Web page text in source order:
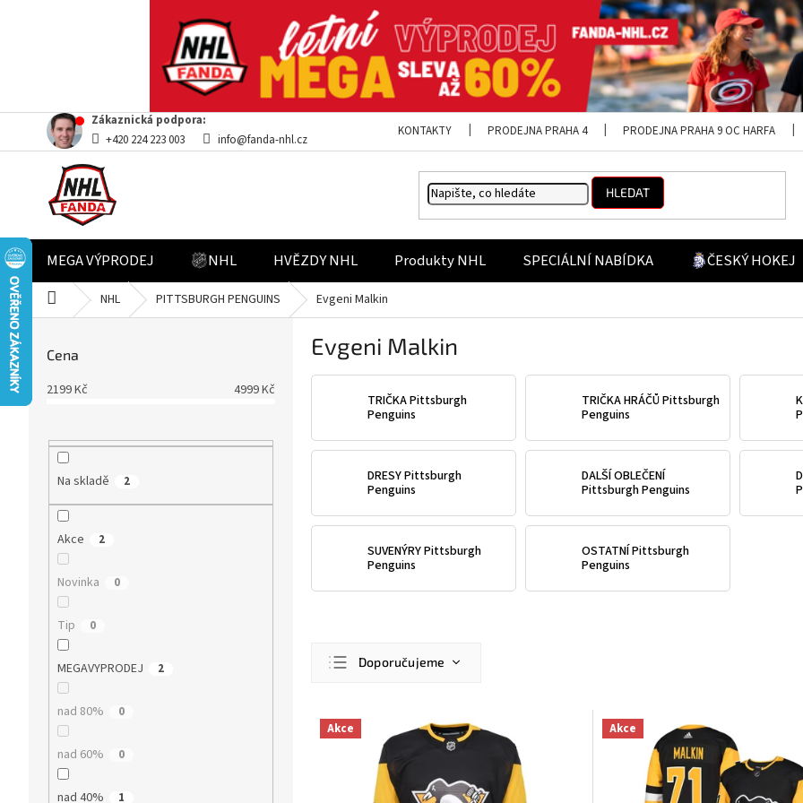
Přejít
obsah
Zákaznická podpora:
+420 224 223 003
info@fanda-nhl.cz
KONTAKTY PRODEJNA PRAHA 4 PRODEJNA PRAHA 9 OC HARFA
HLEDAT
MEGA VÝPRODEJ NHL HVĚZDY NHL Produkty NHL SPECIÁLNÍ NABÍDKA ČESKÝ HOKEJ
Domů NHL PITTSBURGH PENGUINS Evgeni Malkin
r
Cena
2199Kč 4999Kč
Na skladě 2
Akce 2
Novinka 0
Tip 0
MEGAVYPRODEJ 2
nad 80% 0
nad 60% 0
nad 40% 1
Evgeni Malkin
TRIČKA Pittsburgh
Penguins
TRIČKA HRÁČŮ Pittsburgh
Penguins
DRESY Pittsburgh
Penguins
DALŠÍ OBLEČENÍ
Pittsburgh Penguins
SUVENÝRY Pittsburgh
Penguins
OSTATNÍ Pittsburgh
Penguins
Doporučujeme
Nejdražší
Nejprodávanější
Abecedně
V Akce Akce